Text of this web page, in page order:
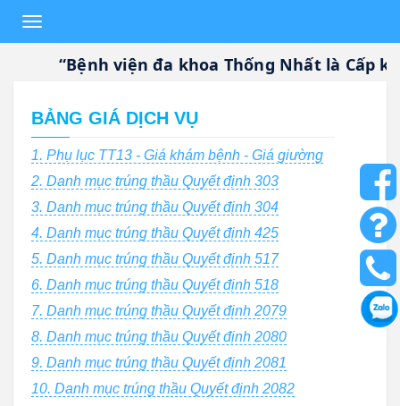
Toggle
navigation
“Bệnh viện đa khoa Thống Nhất là Cấp
BẢNG GIÁ DỊCH VỤ
1. Phụ lục TT13 - Giá khám bệnh - Giá giường
2. Danh mục trúng thầu Quyết định 303
3. Danh mục trúng thầu Quyết định 304
4. Danh mục trúng thầu Quyết định 425
5. Danh mục trúng thầu Quyết định 517
6. Danh mục trúng thầu Quyết định 518
7. Danh mục trúng thầu Quyết định 2079
8. Danh mục trúng thầu Quyết định 2080
9. Danh mục trúng thầu Quyết định 2081
10. Danh mục trúng thầu Quyết định 2082